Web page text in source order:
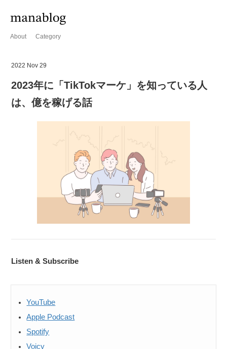
About Category
2022 Nov 29
2023年に「TikTokマーケ」を知っている人
は、億を稼げる話
Listen & Subscribe
YouTube
Apple Podcast
Spotify
Voicy